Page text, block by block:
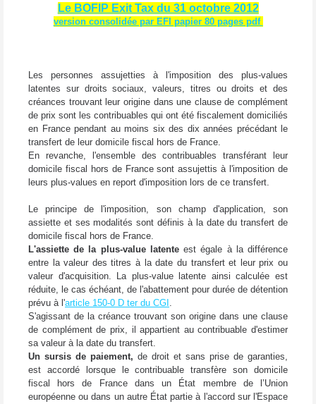
Le BOFIP Exit Tax du 31 octobre 2012
version consolidée par EFI papier 80 pages pdf
Les personnes assujetties à l'imposition des plus-values
latentes sur droits sociaux, valeurs, titres ou droits et des
créances trouvant leur origine dans une clause de complément
de prix sont les contribuables qui ont été fiscalement domiciliés
en France pendant au moins six des dix années précédant le
transfert de leur domicile fiscal hors de France.
En revanche, l'ensemble des contribuables transférant leur
domicile fiscal hors de France sont assujettis à l'imposition de
leurs plus-values en report d'imposition lors de ce transfert.
Le principe de l'imposition, son champ d'application, son
assiette et ses modalités sont définis à la date du transfert de
domicile fiscal hors de France.
L'assiette de la plus-value latenteest égale à la différence
entre la valeur des titres à la date du transfert et leur prix ou
valeur d'acquisition. La plus-value latente ainsi calculée est
réduite, le cas échéant, de l'abattement pour durée de détention
prévu à l'article 150-0 D ter du CGI .
S'agissant de la créance trouvant son origine dans une clause
de complément de prix, il appartient au contribuable d'estimer
sa valeur à la date du transfert.
Un sursis de paiement, de droit et sans prise de garanties,
est accordé lorsque le contribuable transfère son domicile
fiscal hors de France dans un État membre de l’Union
européenne ou dans un autre État partie à l'accord sur l'Espace